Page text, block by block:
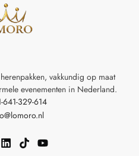
vakkundig op maat
evenementen in Nederland.
641-329-614